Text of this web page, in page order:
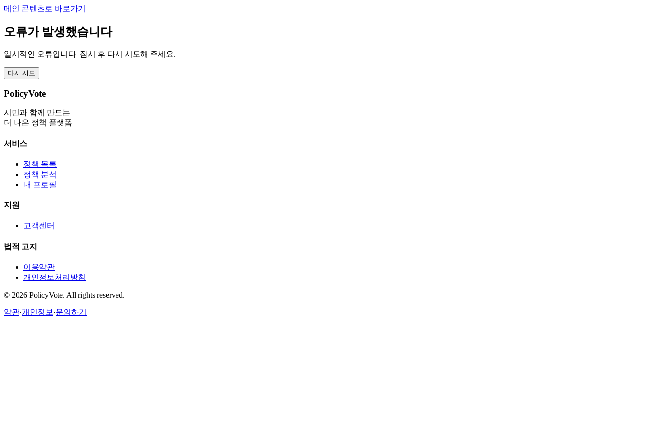
메인 콘텐츠로 바로가기
오류가 발생했습니다
일시적인 오류입니다. 잠시 후 다시 시도해 주세요.
다시 시도
PolicyVote
시민과 함께 만드는
더 나은 정책 플랫폼
서비스
정책 목록
정책 분석
내 프로필
지원
고객센터
법적 고지
이용약관
개인정보처리방침
© 2026 PolicyVote. All rights reserved.
약관·개인정보 ·문의하기